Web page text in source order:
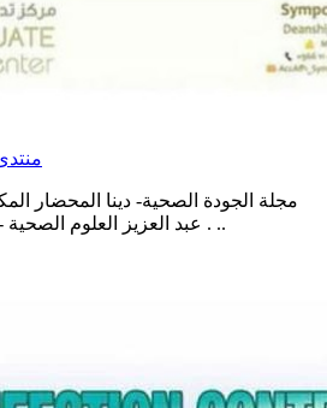
مجلة الجودة الصحية- دينا المحضار
عبد العزيز العلوم الصحية - مركزالإجتماعات -الرياض . ..